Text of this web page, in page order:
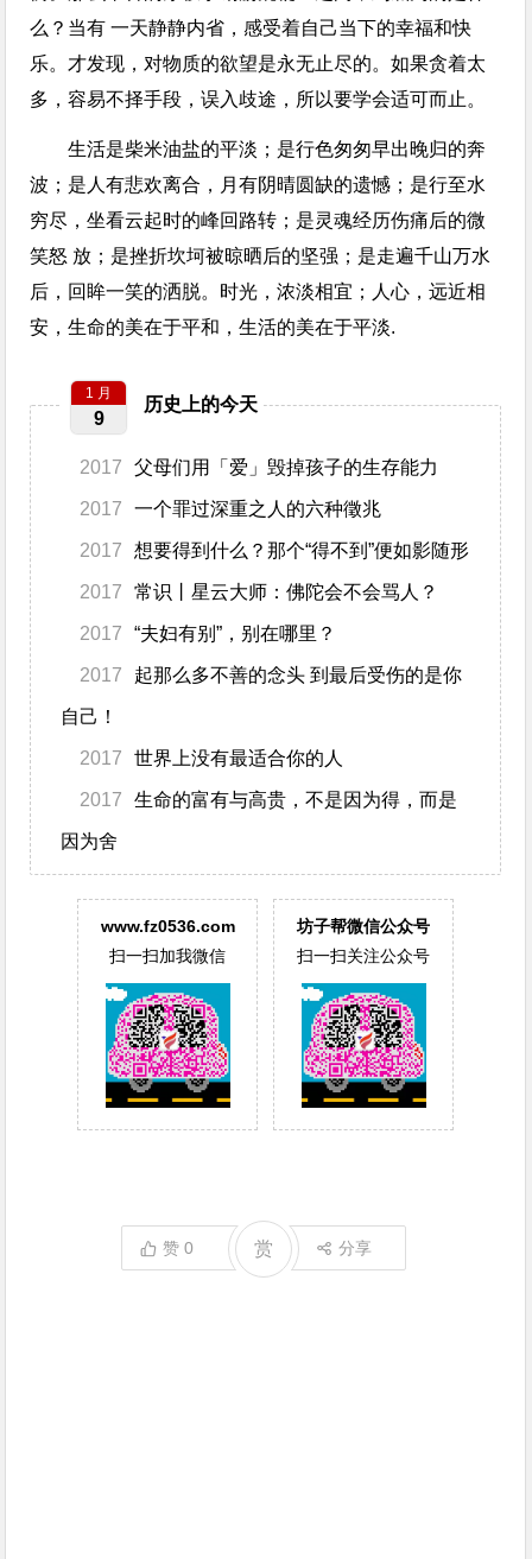
么？当有 一天静静内省，感受着自己当下的幸福和快
乐。才发现，对物质的欲望是永无止尽的。如果贪着太
多，容易不择手段，误入歧途，所以要学会适可而止。
生活是柴米油盐的平淡；是行色匆匆早出晚归的奔
波；是人有悲欢离合，月有阴晴圆缺的遗憾；是行至水
穷尽，坐看云起时的峰回路转；是灵魂经历伤痛后的微
笑怒 放；是挫折坎坷被晾晒后的坚强；是走遍千山万水
后，回眸一笑的洒脱。时光，浓淡相宜；人心，远近相
安，生命的美在于平和，生活的美在于平淡.
历史上的今天
1 月
9
2017 父母们用「爱」毁掉孩子的生存能力
2017 一个罪过深重之人的六种徵兆
2017 想要得到什么？那个“得不到”便如影随形
2017 常识丨星云大师：佛陀会不会骂人？
2017 “夫妇有别”，别在哪里？
2017 起那么多不善的念头 到最后受伤的是你
自己！
2017 世界上没有最适合你的人
2017 生命的富有与高贵，不是因为得，而是
因为舍
www.fz0536.com
扫一扫加我微信
坊子帮微信公众号
扫一扫关注公众号
赞0 分享
赏